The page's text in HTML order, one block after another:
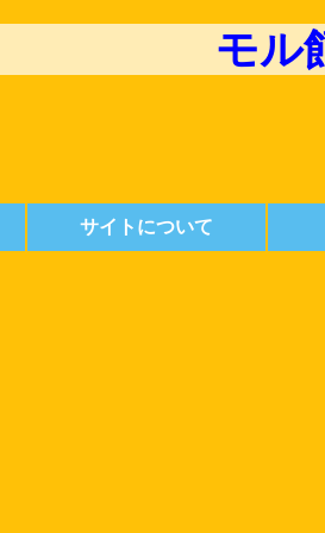
モル
サイトについて